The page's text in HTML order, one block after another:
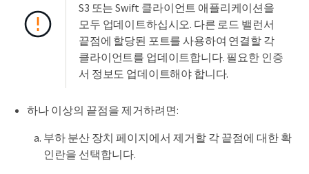
S3 또는 Swift 클라이언트 애플리케이션을
모두 업데이트하십시오. 다른 로드 밸런서
끝점에 할당된 포트를 사용하여 연결할 각
클라이언트를 업데이트합니다. 필요한 인증
서 정보도 업데이트해야 합니다.
하나 이상의 끝점을 제거하려면:
부하 분산 장치 페이지에서 제거할 각 끝점에 대한 확
인란을 선택합니다.